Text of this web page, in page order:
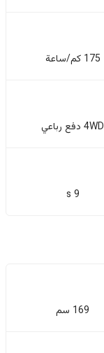
175 كم/ساعة
4WD دفع رباعي
9 s
169 سم